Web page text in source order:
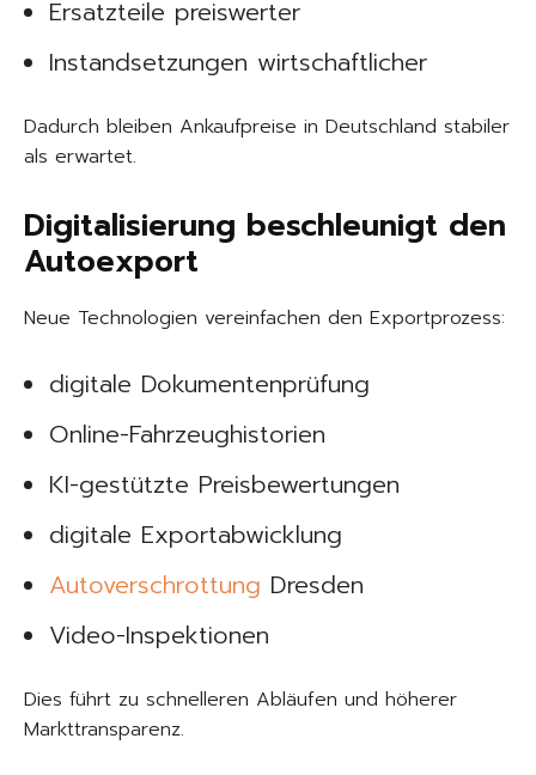
Ersatzteile preiswerter
Instandsetzungen wirtschaftlicher
Dadurch bleiben Ankaufpreise in Deutschland stabiler
als erwartet.
Digitalisierung beschleunigt den
Autoexport
Neue Technologien vereinfachen den Exportprozess:
digitale Dokumentenprüfung
Online-Fahrzeughistorien
KI-gestützte Preisbewertungen
digitale Exportabwicklung
Autoverschrottung Dresden
Video-Inspektionen
Dies führt zu schnelleren Abläufen und höherer
Markttransparenz.